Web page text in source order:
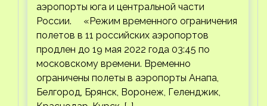
аэропорты юга и центральной части
России. «Режим временного ограничения
полетов в 11 российских аэропортов
продлен до 19 мая 2022 года 03:45 по
московскому времени. Временно
ограничены полеты в аэропорты Анапа,
Белгород, Брянск, Воронеж, Геленджик,